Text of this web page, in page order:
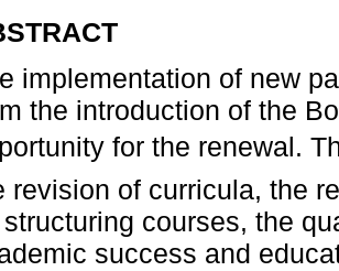
implementation of new
the introduction of the
for the renewal.
revision of curricula, the
courses, the
success and